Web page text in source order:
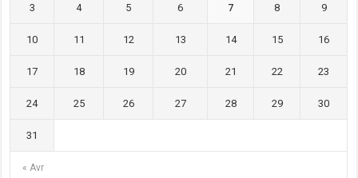
« Avr
3 4 5 6 7 8 9
10 11 12 13 14 15 16
17 18 19 20 21 22 23
24 25 26 27 28 29 30
31